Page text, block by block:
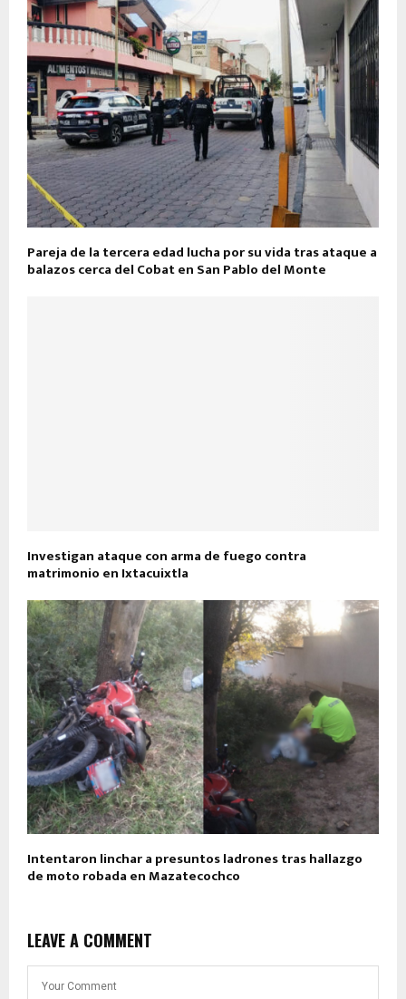
Pareja de la tercera edad lucha por su vida tras ataque a
balazos cerca del Cobat en San Pablo del Monte
Investigan ataque con arma de fuego contra
matrimonio en Ixtacuixtla
Intentaron linchar a presuntos ladrones tras hallazgo
de moto robada en Mazatecochco
LEAVE A COMMENT